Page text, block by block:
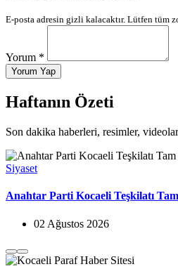
E-posta adresin gizli kalacaktır. Lütfen tüm
Yorum *
Yorum Yap
Haftanın Özeti
Son dakika haberleri, resimler,
Siyaset
Anahtar Parti Kocaeli Teşkilatı
02 Ağustos 2026